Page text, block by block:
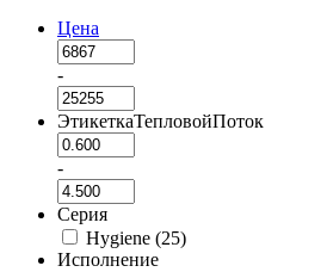
Цена
-
ЭтикеткаТепловойПоток
-
Серия
Hygiene (25)
Исполнение